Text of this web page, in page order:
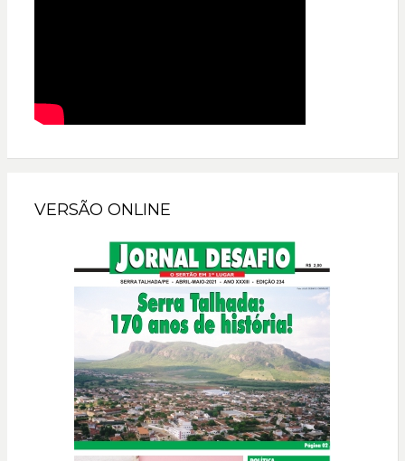
VERSÃO ONLINE